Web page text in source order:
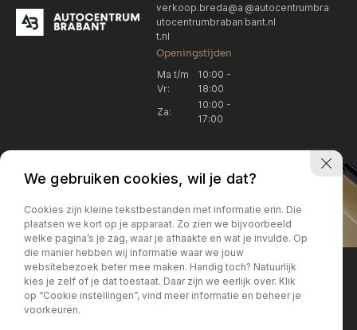
verkoop.breda@a
utocentrumbraban
t.nl
@autocentrumbra
bant.nl
Openingstijden
Ma t/m
Vr:
10:00 -
18:00
Za:
10:00 -
17:00
Locatie Breda
076 204 5040
Locatie Breda
verkoop.breda@autocentrum
brabant.nl
Locatie Breda
Korte Huifakkerstraat 14
4815 PS Breda
Locatie Breda
+31 076 204 5040
We gebruiken cookies, wil je dat?
Cookies zijn kleine tekstbestanden met informatie erin. Die
plaatsen we kort op je apparaat. Zo zien we bijvoorbeeld
welke pagina’s je zag, waar je afhaakte en wat je invulde. Op
die manier hebben wij informatie waar we jouw
websitebezoek beter mee maken. Handig toch? Natuurlijk
kies je zelf of je dat toestaat. Daar zijn we eerlijk over. Klik
op “Cookie instellingen”, vind meer informatie en beheer je
voorkeuren.